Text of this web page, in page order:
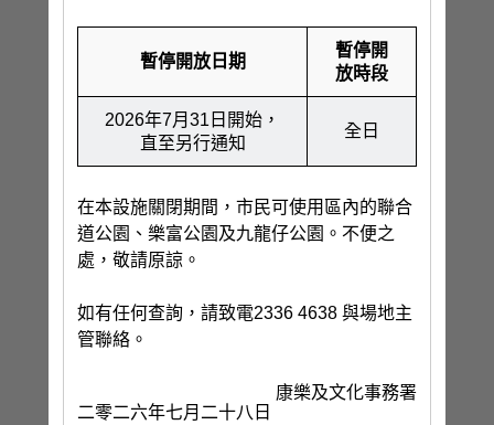
暫停開放日期
暫停開
放時段
2026年7月31日開始，
直至另行通知
全日
在本設施關閉期間，市民可使用區內的聯合
道公園、樂富公園及九龍仔公園。不便之
處，敬請原諒。
如有任何查詢，請致電2336 4638 與場地主
管聯絡。
康樂及文化事務署
二零二六年七月二十八日